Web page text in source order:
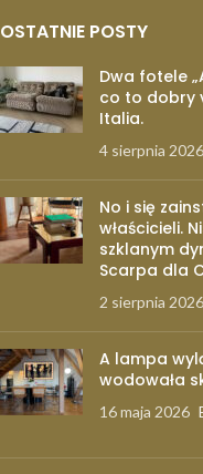
OSTATNIE POSTY
Dwa fotele
co to dobry
Italia.
4 sierpnia 2026
No i się
właścicieli.
szklanym
Scarpa dla
2 sierpnia 2026
A lampa
wodowała
16 maja 2026